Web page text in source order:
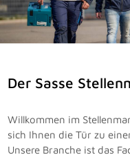
Der Sasse
Willkommen im
sich Ihnen die Tür zu
Unsere Branche ist das